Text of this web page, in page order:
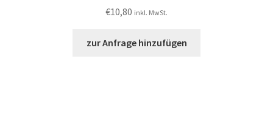
€10,80 inkl. MwSt.
zur Anfrage hinzufügen